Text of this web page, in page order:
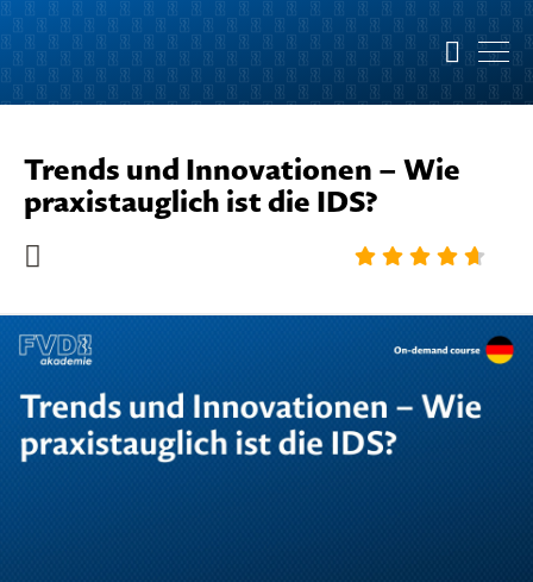
Trends und Innovationen – Wie
praxistauglich ist die IDS?